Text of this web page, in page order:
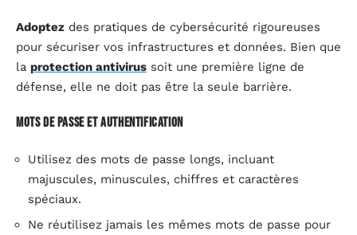
Adoptez des pratiques de cybersécurité rigoureuses
pour sécuriser vos infrastructures et données. Bien que
la protection antivirus soit une première ligne de
défense, elle ne doit pas être la seule barrière.
Mots de passe et authentification
Utilisez des mots de passe longs, incluant
majuscules, minuscules, chiffres et caractères
spéciaux.
Ne réutilisez jamais les mêmes mots de passe pour